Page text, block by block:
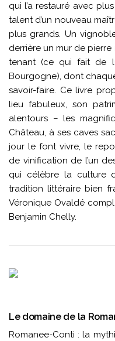
qui l’a restauré avec
talent d’un nouveau
plus grands. Un
derrière un mur de pierre
tenant (ce qui fait de
Bourgogne), dont
savoir-faire. Ce livre
lieu fabuleux, son
alentours – les
Château, à ses caves
jour le font vivre, le
de vinification de l’un
qui célèbre la culture
tradition littéraire bien
Véronique Ovaldé
Benjamin Chelly.
Le domaine de la
Romanee-Conti : la